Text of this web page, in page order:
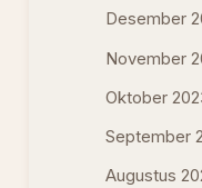
Desember
November
Oktober
September
Augustus